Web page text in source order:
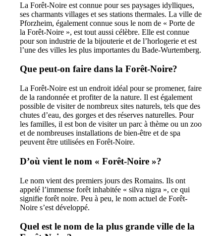
La Forêt-Noire est connue pour ses paysages idylliques,
ses charmants villages et ses stations thermales. La ville de
Pforzheim, également connue sous le nom de « Porte de
la Forêt-Noire », est tout aussi célèbre. Elle est connue
pour son industrie de la bijouterie et de l’horlogerie et est
l’une des villes les plus importantes du Bade-Wurtemberg.
Que peut-on faire dans la Forêt-Noire?
La Forêt-Noire est un endroit idéal pour se promener, faire
de la randonnée et profiter de la nature. Il est également
possible de visiter de nombreux sites naturels, tels que des
chutes d’eau, des gorges et des réserves naturelles. Pour
les familles, il est bon de visiter un parc à thème ou un zoo
et de nombreuses installations de bien-être et de spa
peuvent être utilisées en Forêt-Noire.
D’où vient le nom « Forêt-Noire »?
Le nom vient des premiers jours des Romains. Ils ont
appelé l’immense forêt inhabitée « silva nigra », ce qui
signifie forêt noire. Peu à peu, le nom actuel de Forêt-
Noire s’est développé.
Quel est le nom de la plus grande ville de la